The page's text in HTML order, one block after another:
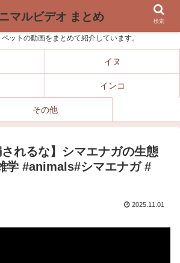
ットの動画をまとめて紹介しています。
イヌ
インコ
その他
されるな】シマエナガの生態
学 #animals#シマエナガ #
2025.11.01
マルビデオ まとめ 検索